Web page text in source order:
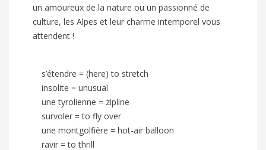
un amoureux de la nature ou un passionné de
culture, les Alpes et leur charme intemporel vous
attendent !
s’étendre = (here) to stretch
insolite = unusual
une tyrolienne = zipline
survoler = to fly over
une montgolfière = hot-air balloon
ravir = to thrill